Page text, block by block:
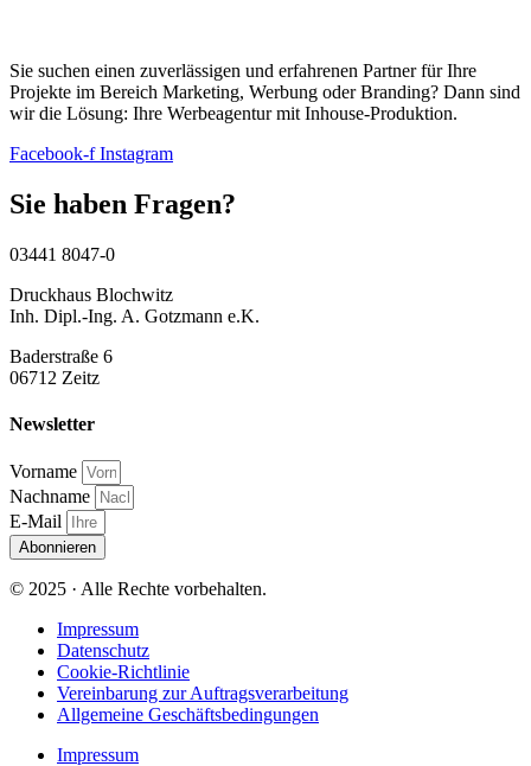
Sie suchen einen zuverlässigen und erfahrenen Partner für Ihre
Projekte im Bereich Marketing, Werbung oder Branding? Dann sind
wir die Lösung: Ihre Werbeagentur mit Inhouse-Produktion.
Facebook-f Instagram
Sie haben Fragen?
03441 8047-0
Druckhaus Blochwitz
Inh. Dipl.-Ing. A. Gotzmann e.K.
Baderstraße 6
06712 Zeitz
Newsletter
Vorname
Nachname
E-Mail
Abonnieren
© 2025 · Alle Rechte vorbehalten.
Impressum
Datenschutz
Cookie-Richtlinie
Vereinbarung zur Auftragsverarbeitung
Allgemeine Geschäftsbedingungen
Impressum